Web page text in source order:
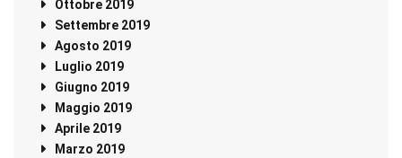
Ottobre 2019
Settembre 2019
Agosto 2019
Luglio 2019
Giugno 2019
Maggio 2019
Aprile 2019
Marzo 2019